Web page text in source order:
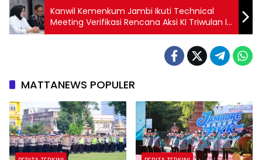
Kanwil Kemenkum Jambi Ikuti Technical
Meeting Verifikasi Rencana Aksi KI Triwulan II
2026
MATTANEWS POPULER